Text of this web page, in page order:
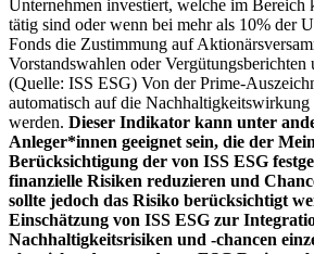
Unternehmen investiert, welche im Bereich
tätig sind oder wenn bei mehr als 10% der
Fonds die Zustimmung auf
Vorstandswahlen oder Vergütungsberichten
(Quelle: ISS ESG) Von der Prime-
automatisch auf die Nachhaltigkeitswirkung
werden. Dieser Indikator kann unter
Anleger*innen geeignet sein, die der
Berücksichtigung der von ISS ESG
finanzielle Risiken reduzieren und
sollte jedoch das Risiko berücksichtigt
Einschätzung von ISS ESG zur
Nachhaltigkeitsrisiken und -chancen